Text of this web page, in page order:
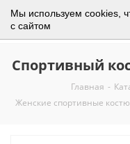
Мы используем cookies,
с сайтом
Спортивный
Главная -
Женские спортивные